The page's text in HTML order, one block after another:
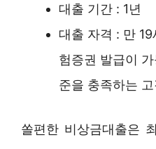
대출 기간 : 1년
대출 자격 : 만
험증권 발급이
준을 충족하는 고
쏠편한 비상금대출은